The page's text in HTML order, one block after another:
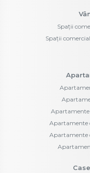
Spații
Spații
Apartamente
Apartamente
Apartamente